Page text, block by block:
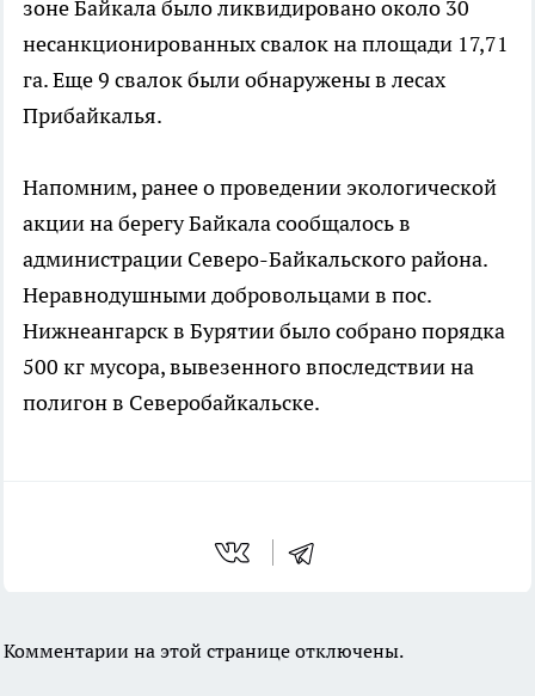
зоне Байкала было ликвидировано около 30
несанкционированных свалок на площади 17,71
га. Еще 9 свалок были обнаружены в лесах
Прибайкалья.
Напомним, ранее о проведении экологической
акции на берегу Байкала сообщалось в
администрации Северо-Байкальского района.
Неравнодушными добровольцами в пос.
Нижнеангарск в Бурятии было собрано порядка
500 кг мусора, вывезенного впоследствии на
полигон в Северобайкальске.
Комментарии на этой странице отключены.